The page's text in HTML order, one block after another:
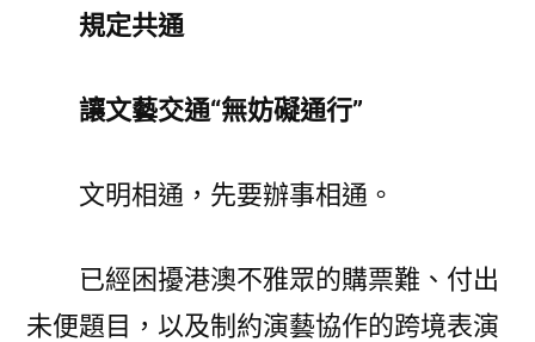
規定共通
讓文藝交通“無妨礙通行”
文明相通，先要辦事相通。
已經困擾港澳不雅眾的購票難、付出
未便題目，以及制約演藝協作的跨境表演